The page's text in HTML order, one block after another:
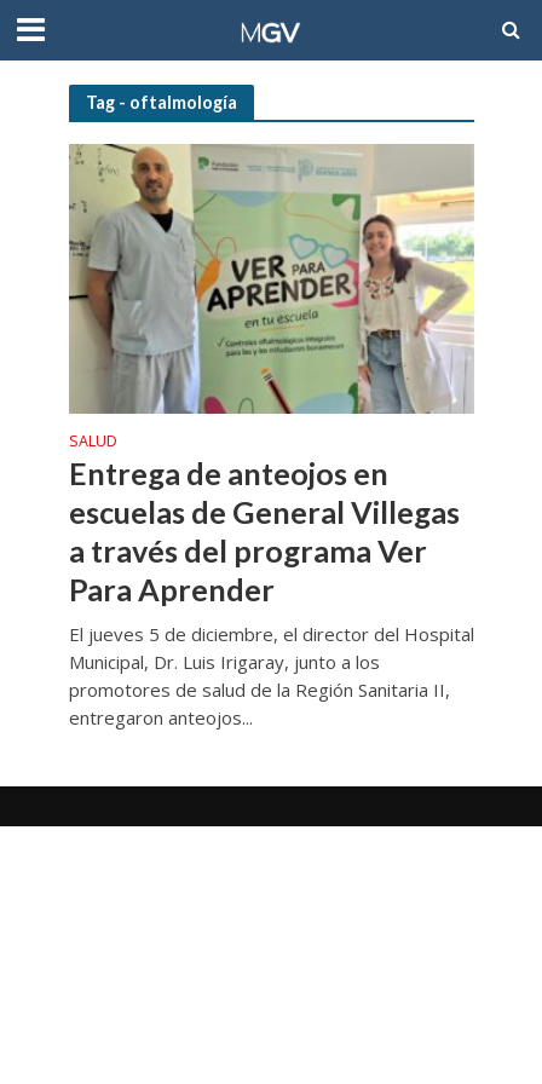
Tag - oftalmología
SALUD
Entrega de anteojos en
escuelas de General Villegas
a través del programa Ver
Para Aprender
El jueves 5 de diciembre, el director del Hospital
Municipal, Dr. Luis Irigaray, junto a los
promotores de salud de la Región Sanitaria II,
entregaron anteojos...